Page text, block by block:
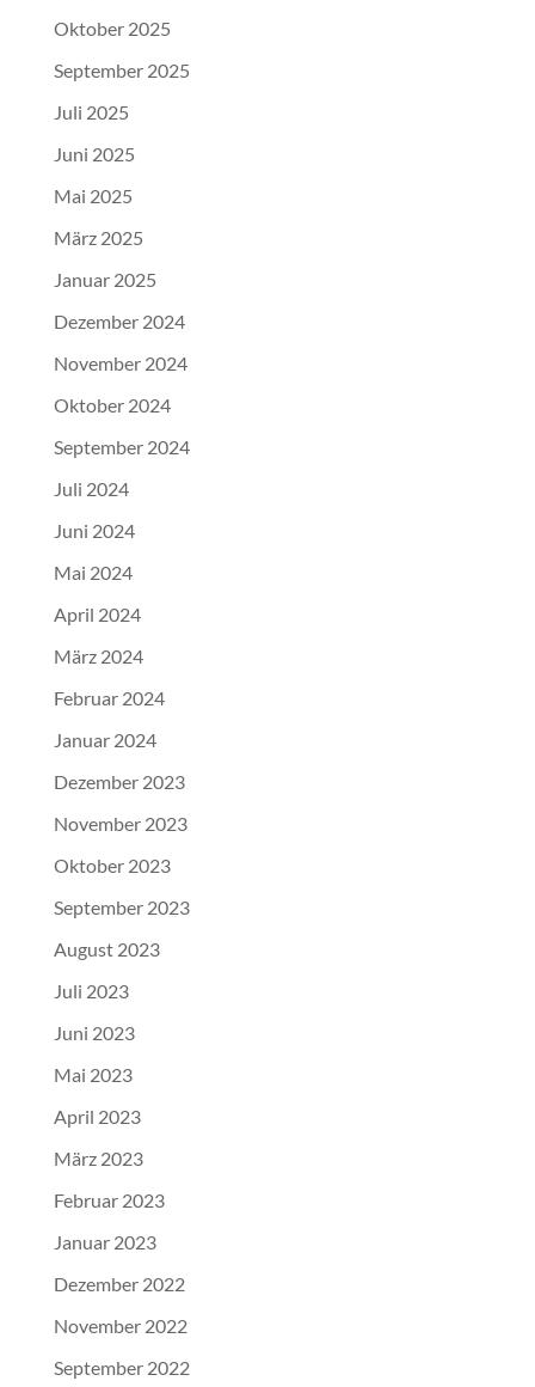
Oktober 2025
September 2025
Juli 2025
Juni 2025
Mai 2025
März 2025
Januar 2025
Dezember 2024
November 2024
Oktober 2024
September 2024
Juli 2024
Juni 2024
Mai 2024
April 2024
März 2024
Februar 2024
Januar 2024
Dezember 2023
November 2023
Oktober 2023
September 2023
August 2023
Juli 2023
Juni 2023
Mai 2023
April 2023
März 2023
Februar 2023
Januar 2023
Dezember 2022
November 2022
September 2022